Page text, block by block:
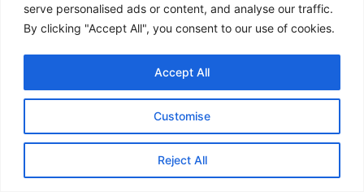
serve personalised ads or content, and analyse our traffic.
By clicking "Accept All", you consent to our use of cookies.
Customise
Reject All
Accept All
/ March 1, 2023
พฤติกรรมของลูกค้าให้ได้มากที่สุด และ Omni Channel
ช่วยยกระดับสินค้า การบริการของแบรนด์ พร้อมทำให้คุณ
เข้าใจลูกค้ามากขึ้น เพิ่มโอกาสที่จะประสบความสำเร็จใน
ธุรกิจ